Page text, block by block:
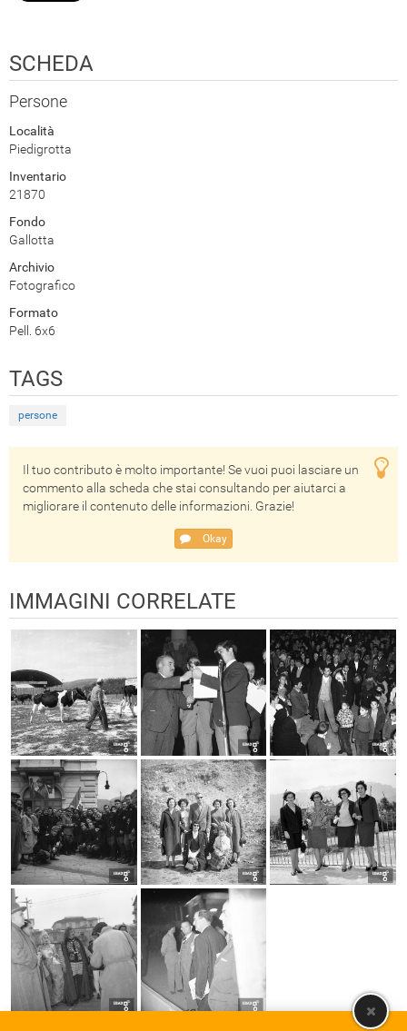
SCHEDA
Persone
Località
Piedigrotta
Inventario
21870
Fondo
Gallotta
Archivio
Fotografico
Formato
Pell. 6x6
TAGS
persone
Il tuo contributo è molto importante! Se vuoi puoi lasciare un
commento alla scheda che stai consultando per aiutarci a
migliorare il contenuto delle informazioni. Grazie!
Okay
IMMAGINI CORRELATE